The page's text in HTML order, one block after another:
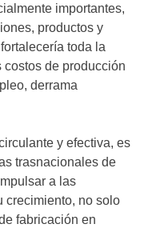
importantes,
productos y
toda la
de producción
derrama
y efectiva, es
trasnacionales de
a las
crecimiento, no solo
fabricación en